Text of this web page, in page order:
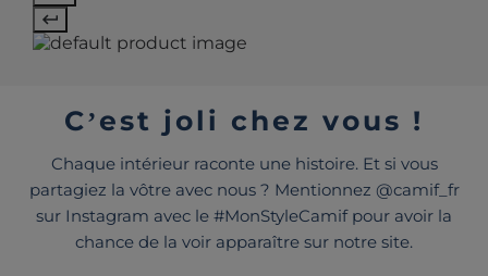
C’est joli chez vous !
Chaque intérieur raconte une histoire. Et si vous
partagiez la vôtre avec nous ? Mentionnez @camif_fr
sur Instagram avec le #MonStyleCamif pour avoir la
chance de la voir apparaître sur notre site.